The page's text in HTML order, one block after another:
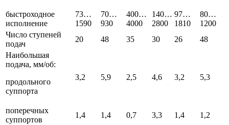
быстроходное
исполнение
73…
1590
70…
930
400…
4000
140…
2800
97…
1810
80…
1200
Число ступеней
подач
20 48 35 30 26
48
Наибольшая
подача, мм/об:
продольного
суппорта
3,2 5,9 2,5 4,6 3,2 5,3
поперечных
суппортов
1,4 1,4 0,7 3,3 1,4
1,2